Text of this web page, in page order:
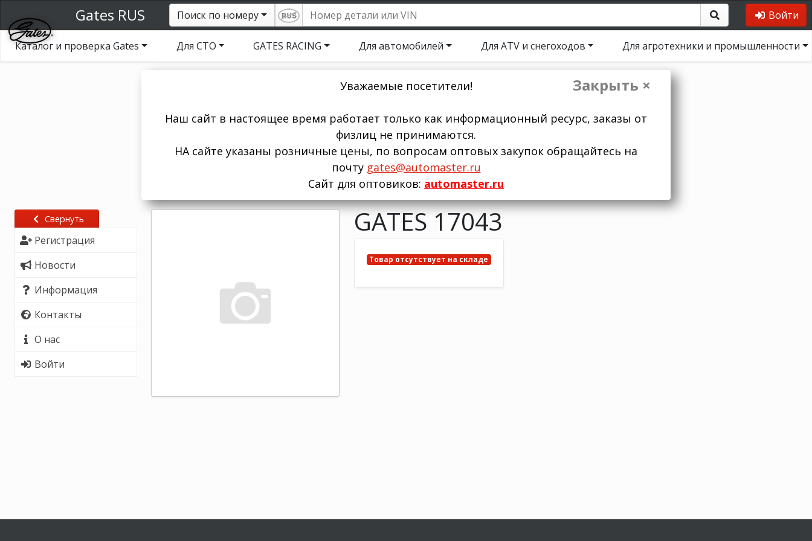
Gates RUS Поиск по номеру Войти
Каталог и проверка Gates Для СТО GATES RACING Для автомобилей Для ATV и снегоходов Для агротехники и промышленности
Закрыть ×
Уважаемые посетители!
Наш сайт в настоящее время работает только как информационный ресурс, заказы от
физлиц не принимаются.
НА сайте указаны розничные цены, по вопросам оптовых закупок обращайтесь на
почту gates@automaster.ru
Сайт для оптовиков: automaster.ru
Свернуть
Регистрация
Новости
Информация
Контакты
О нас
Войти
GATES 17043
Товар отсутствует на складе